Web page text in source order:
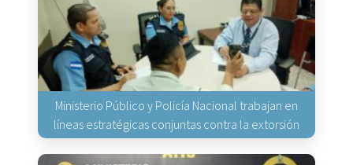
Ministerio Público y Policía Nacional trabajan en
líneas estratégicas conjuntas contra la extorsión